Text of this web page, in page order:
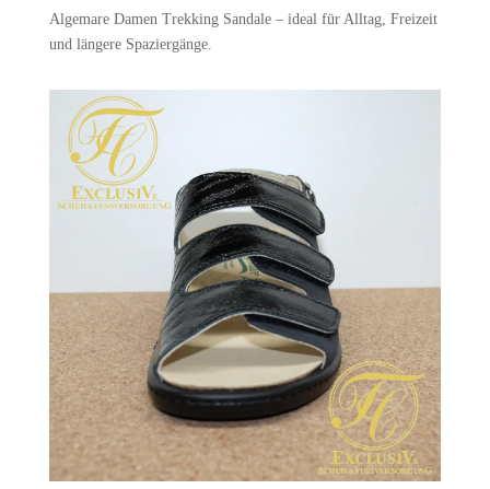
Algemare Damen Trekking Sandale – ideal für Alltag, Freizeit
und längere Spaziergänge.